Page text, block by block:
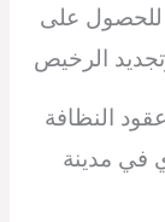
للحصول على
الرخيص
النظافة
في مدينة